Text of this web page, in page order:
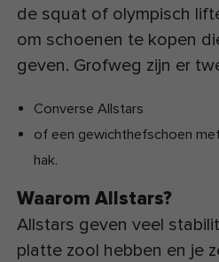
de squat of olympisch
om schoenen te kopen
geven. Grofweg zijn er
Converse Allstars
of een gewichthefschoen
hak.
Waarom Allstars?
Allstars geven veel
platte zool hebben en je